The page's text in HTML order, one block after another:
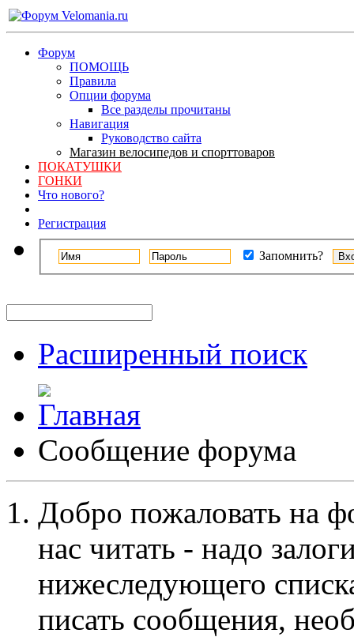
Форум
ПОМОЩЬ
Правила
Опции форума
Все разделы прочитаны
Навигация
Руководство сайта
Магазин велосипедов и спорттоваров
ПОКАТУШКИ
ГОНКИ
Что нового?
Регистрация
Запомнить?
Расширенный поиск
Сообщение форума
Добро пожаловать на
нас читать - надо
нижеследующего
писать сообщения,